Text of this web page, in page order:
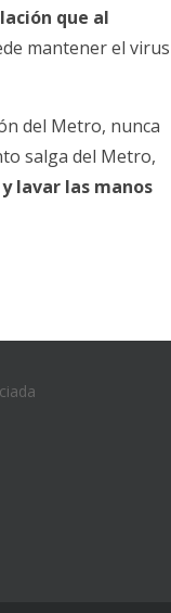
que al
mantener el virus
del Metro, nunca
salga del Metro,
lavar las manos